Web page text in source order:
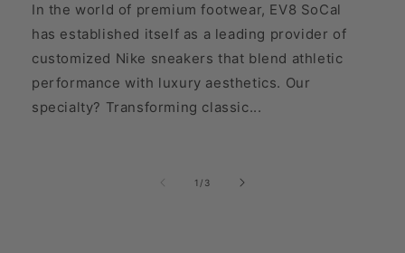
In the world of premium footwear, EV8 SoCal
has established itself as a leading provider of
customized Nike sneakers that blend athletic
performance with luxury aesthetics. Our
specialty? Transforming classic...
1 /su
3